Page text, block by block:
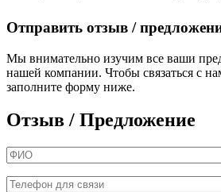
Отправить отзыв /
Мы внимательно изучим все ваши
нашей компании. Чтобы связаться с
заполните форму ниже.
Отзыв / Предложение
ФИО
Телефон для связи